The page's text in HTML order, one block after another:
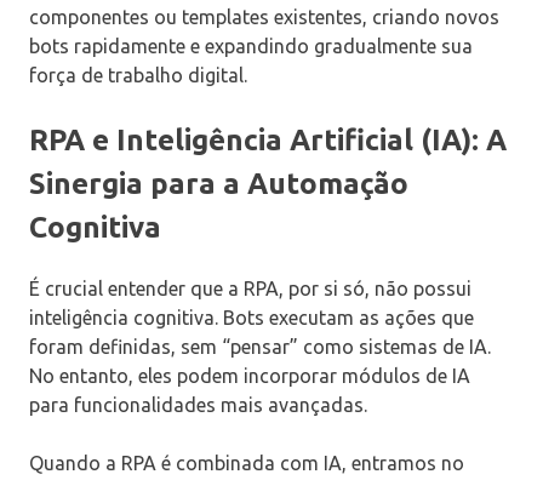
componentes ou templates existentes, criando novos
bots rapidamente e expandindo gradualmente sua
força de trabalho digital.
RPA e Inteligência Artificial (IA): A
Sinergia para a Automação
Cognitiva
É crucial entender que a RPA, por si só, não possui
inteligência cognitiva. Bots executam as ações que
foram definidas, sem “pensar” como sistemas de IA.
No entanto, eles podem incorporar módulos de IA
para funcionalidades mais avançadas.
Quando a RPA é combinada com IA, entramos no